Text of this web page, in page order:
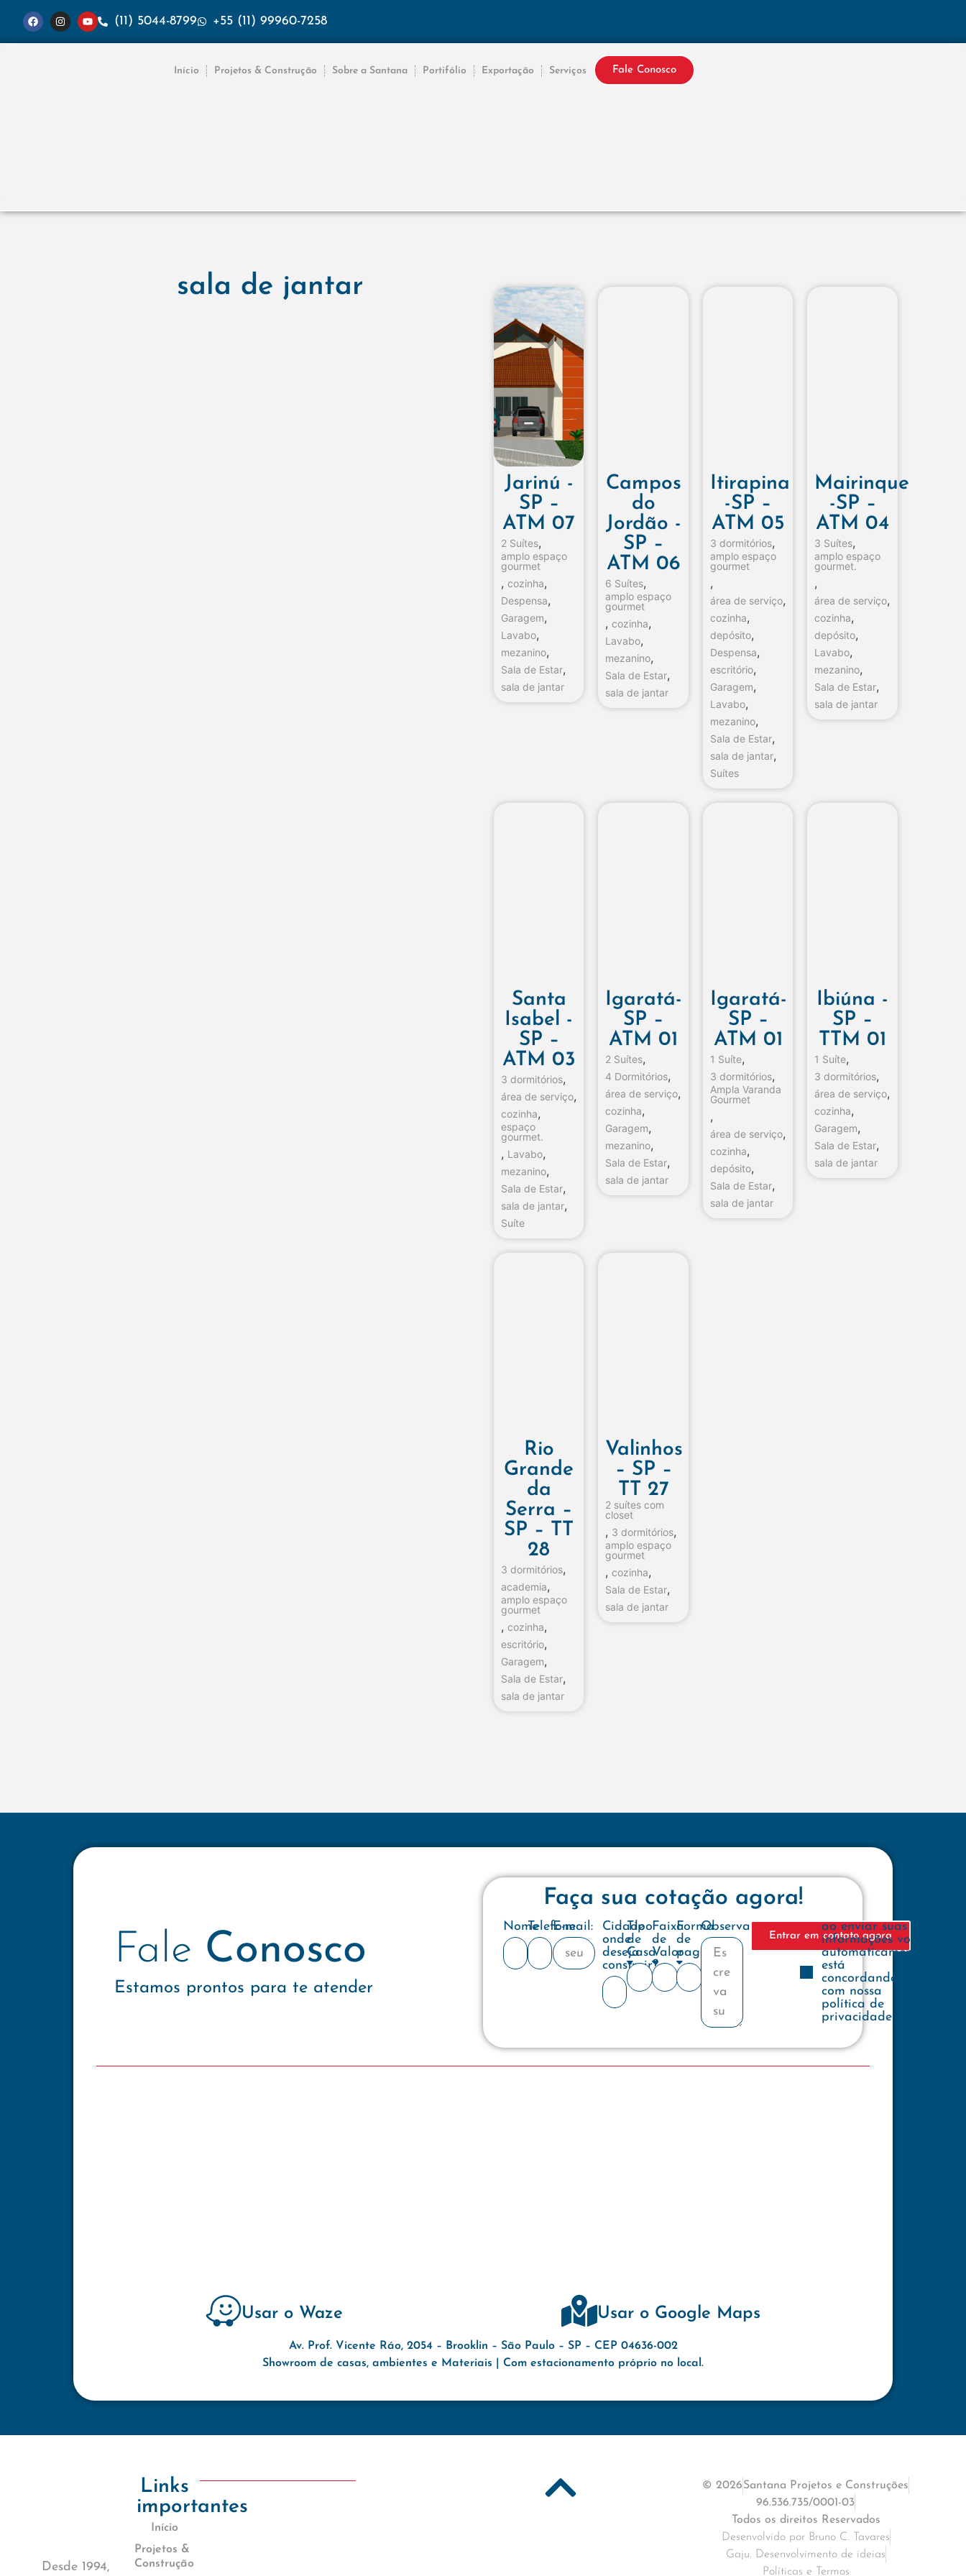
(11) 5044-8799 +55 (11) 99960-7258
Início Projetos & Construção Sobre a Santana Portifólio Exportação Serviços Fale Conosco
sala de jantar
Jarinú -
SP –
ATM 07
2 Suítes,
amplo espaço
gourmet
, cozinha,
Despensa,
Garagem,
Lavabo,
mezanino,
Sala de Estar,
sala de jantar
Campos
do
Jordão -
SP –
ATM 06
6 Suítes,
amplo espaço
gourmet
, cozinha,
Lavabo,
mezanino,
Sala de Estar,
sala de jantar
Itirapina
-SP –
ATM 05
3 dormitórios,
amplo espaço
gourmet
,
área de serviço,
cozinha,
depósito,
Despensa,
escritório,
Garagem,
Lavabo,
mezanino,
Sala de Estar,
sala de jantar,
Suítes
Mairinque
-SP –
ATM 04
3 Suítes,
amplo espaço
gourmet.
,
área de serviço,
cozinha,
depósito,
Lavabo,
mezanino,
Sala de Estar,
sala de jantar
Santa
Isabel -
SP –
ATM 03
3 dormitórios,
área de serviço,
cozinha,
espaço
gourmet.
, Lavabo,
mezanino,
Sala de Estar,
sala de jantar,
Suíte
Igaratá-
SP –
ATM 01
2 Suítes,
4 Dormitórios,
área de serviço,
cozinha,
Garagem,
mezanino,
Sala de Estar,
sala de jantar
Igaratá-
SP –
ATM 01
1 Suíte,
3 dormitórios,
Ampla Varanda
Gourmet
,
área de serviço,
cozinha,
depósito,
Sala de Estar,
sala de jantar
Ibiúna -
SP –
TTM 01
1 Suíte,
3 dormitórios,
área de serviço,
cozinha,
Garagem,
Sala de Estar,
sala de jantar
Rio
Grande
da
Serra –
SP – TT
28
3 dormitórios,
academia,
amplo espaço
gourmet
, cozinha,
escritório,
Garagem,
Sala de Estar,
sala de jantar
Valinhos
– SP –
TT 27
2 suítes com
closet
, 3 dormitórios,
amplo espaço
gourmet
, cozinha,
Sala de Estar,
sala de jantar
Fale Conosco
Estamos prontos para te atender
Faça sua cotação agora!
NomeTelefone
E-mail:
Cidade
onde
deseja
construir?
Tipo
de
Casa
Faixa
de
Valor
Forma
de
pagamento
Observações
Entrar em contato agora
ao enviar suas
informações você
automaticamente
está
concordando
com nossa
política de
privacidade
Usar o Waze Usar o Google Maps
Av. Prof. Vicente Ráo, 2054 – Brooklin – São Paulo – SP – CEP 04636-002
Showroom de casas, ambientes e Materiais | Com estacionamento próprio no local.
Desde 1994,
Links
importantes
Início
Projetos &
Construção
© 2026Santana Projetos e Construções
96.536.735/0001-03
Todos os direitos Reservados
Desenvolvido por Bruno C. Tavares
Gaju. Desenvolvimento de ideias
Políticas e Termos